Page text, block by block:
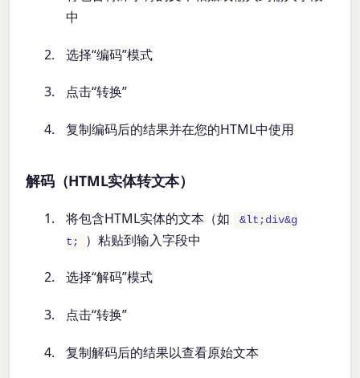
中
选择“编码”模式
点击“转换”
复制编码后的结果并在您的HTML中使用
解码（HTML实体转文本）
将包含HTML实体的文本（如
&lt;div&g
t;
）粘贴到输入字段中
选择“解码”模式
点击“转换”
复制解码后的结果以查看原始文本